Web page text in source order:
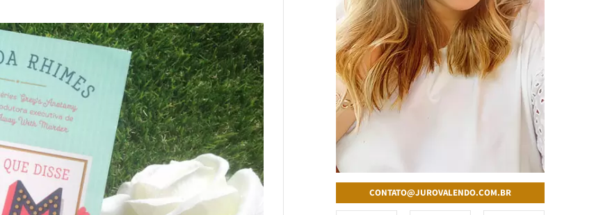
CONTATO@JUROVALENDO.COM.BR